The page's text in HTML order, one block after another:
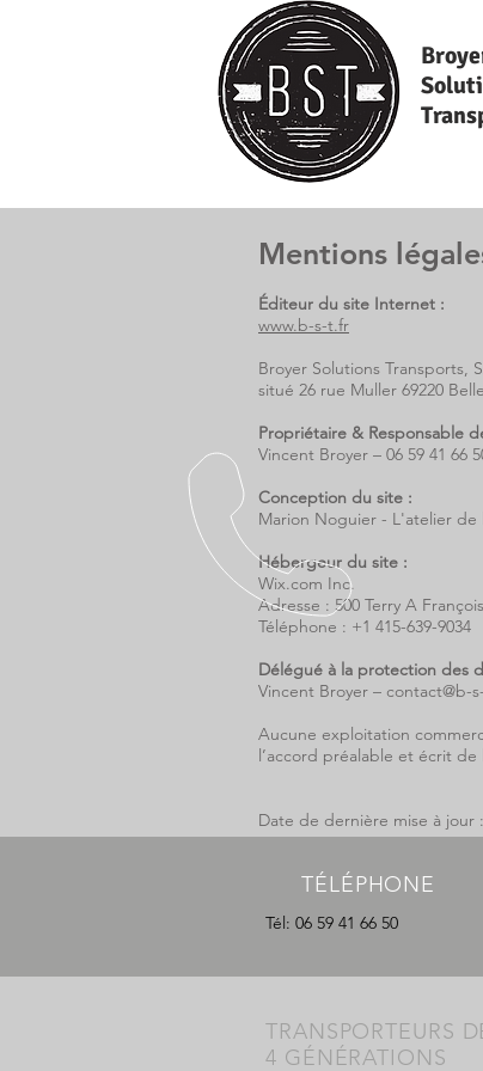
Mentions
Éditeur du site Internet :
www.b-s-t.fr
Broyer Solutions Transports,
situé 26 rue Muller 69220
Propriétaire & Responsable
Vincent Broyer – 06 59 41 66
Conception du site :
Marion Noguier - L'atelier de
Hébergeur du site :
Wix.com Inc.
Adresse : 500 Terry A
Téléphone : +1 415-639-9034
Délégué à la protection des
Vincent Broyer – contact@b-
Aucune exploitation
l’accord préalable et écrit de
Date de dernière mise à jour
TÉLÉPHONE
Tél: 06 59 41 66 50
TRANSPORTEURS
4 GÉNÉRATIONS